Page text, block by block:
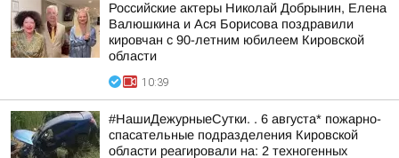
Российские актеры Николай Добрынин, Елена
Валюшкина и Ася Борисова поздравили
кировчан с 90-летним юбилеем Кировской
области
10:39
#НашиДежурныеСутки. . 6 августа* пожарно-
спасательные подразделения Кировской
области реагировали на: 2 техногенных